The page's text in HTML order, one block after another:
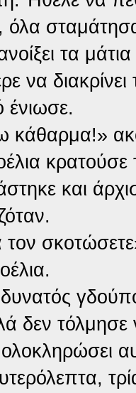
όλα
τα
να
κρατούσε
και
τον
δεν τόλμησε